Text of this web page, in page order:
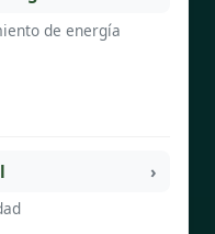
de energía